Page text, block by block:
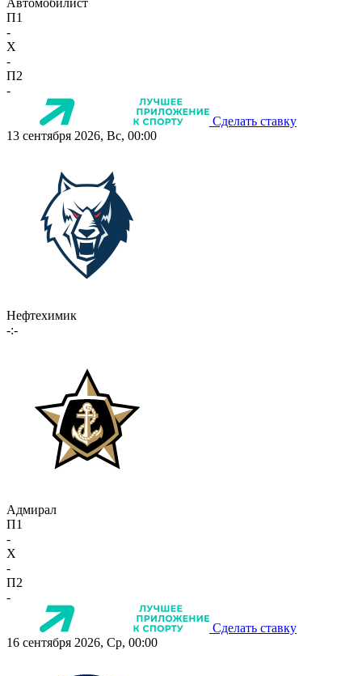
Автомобилист
П1
-
X
-
П2
-
Сделать ставку
13 сентября 2026, Вс, 00:00
Нефтехимик
-:-
Адмирал
П1
-
X
-
П2
-
Сделать ставку
16 сентября 2026, Ср, 00:00